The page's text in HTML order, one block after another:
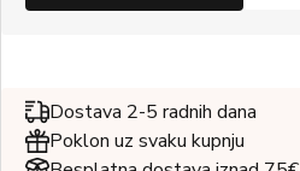
Dostava 2-5 radnih dana
Poklon uz svaku kupnju